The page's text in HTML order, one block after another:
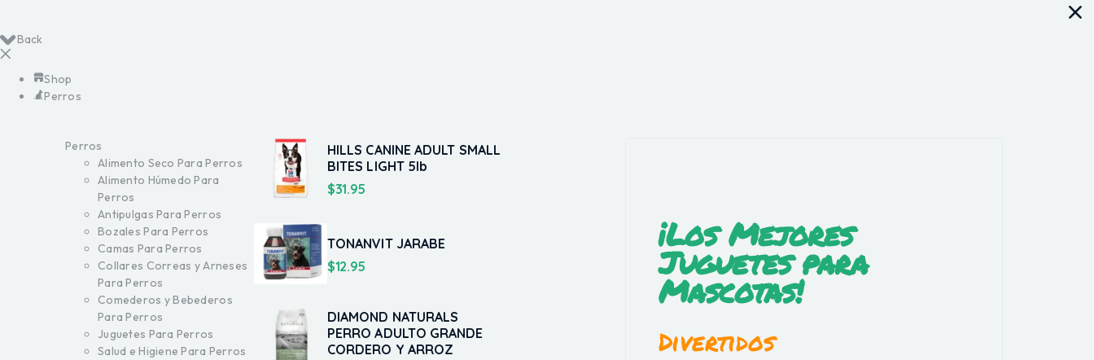
Back
Shop
Perros
Perros
Alimento Seco Para Perros
Alimento Húmedo Para
Perros
Antipulgas Para Perros
Bozales Para Perros
Camas Para Perros
Collares Correas y Arneses
Para Perros
Comederos y Bebederos
Para Perros
Juguetes Para Perros
Salud e Higiene Para Perros
HILLS CANINE ADULT SMALL
BITES LIGHT 5lb
$31.95
TONANVIT JARABE
$12.95
DIAMOND NATURALS
PERRO ADULTO GRANDE
CORDERO Y ARROZ
¡Los Mejores
Juguetes para
Mascotas!
Divertidos